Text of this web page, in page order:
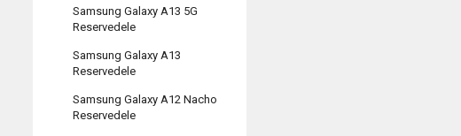
Samsung Galaxy A13 5G
Reservedele
Samsung Galaxy A13
Reservedele
Samsung Galaxy A12 Nacho
Reservedele